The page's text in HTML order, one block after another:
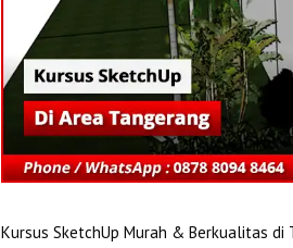
Kursus SketchUp Murah & Berkualitas di